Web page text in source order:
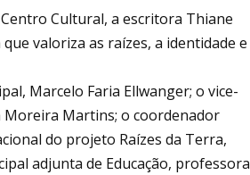
Cultural, a escritora Thiane
valoriza as raízes, a identidade e
Marcelo Faria Ellwanger; o vice-
Moreira Martins; o coordenador
do projeto Raízes da Terra,
adjunta de Educação, professora